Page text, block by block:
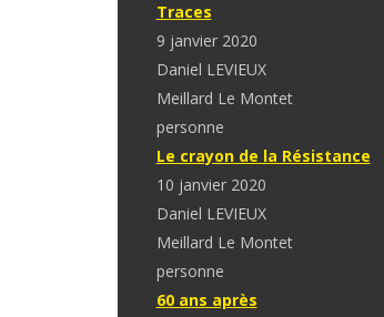
Traces
9 janvier 2020
Daniel LEVIEUX
Meillard Le Montet
personne
Le crayon de la Résistance
10 janvier 2020
Daniel LEVIEUX
Meillard Le Montet
personne
60 ans après